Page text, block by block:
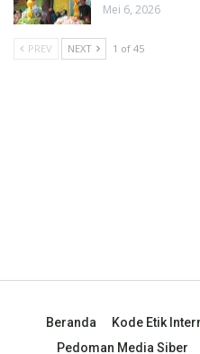
Mei 6, 2026
PREV NEXT 1 of 45
Beranda Kode Etik
Pedoman Media Siber